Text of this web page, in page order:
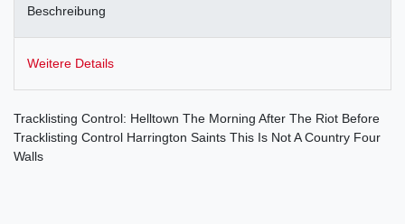
Beschreibung
Weitere Details
Tracklisting Control: Helltown The Morning After The Riot Before
Tracklisting Control Harrington Saints This Is Not A Country Four
Walls